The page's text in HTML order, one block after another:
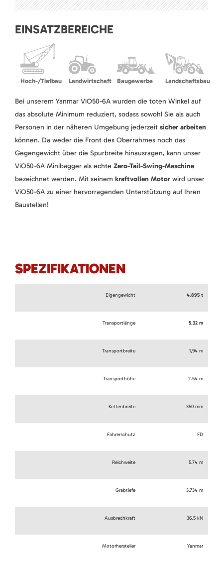
EINSATZBEREICHE
Hoch-/Tiefbau Landwirtschaft Baugewerbe Landschaftsbau
Bei unserem Yanmar ViO50-6A wurden die toten Winkel auf
das absolute Minimum reduziert, sodass sowohl Sie als auch
Personen in der näheren Umgebung jederzeit sicher arbeiten
können. Da weder die Front des Oberrahmes noch das
Gegengewicht über die Spurbreite hinausragen, kann unser
ViO50-6A Minibagger als echte Zero-Tail-Swing-Maschine
bezeichnet werden. Mit seinem kraftvollen Motor wird unser
ViO50-6A zu einer hervorragenden Unterstützung auf Ihren
Baustellen!
SPEZIFIKATIONEN
Eigengewicht 4.895 t
Transportlänge 5.32 m
Transportbreite 1,94 m
Transporthöhe 2.54 m
Kettenbreite 350 mm
Fahrerschutz FD
Reichweite 5.74 m
Grabtiefe 3.734 m
Ausbrechkraft 36.5 kN
Motorhersteller Yanmar